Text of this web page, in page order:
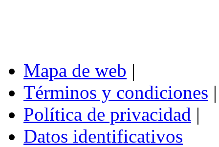
Mapa de web |
Términos y condiciones |
Política de privacidad |
Datos identificativos